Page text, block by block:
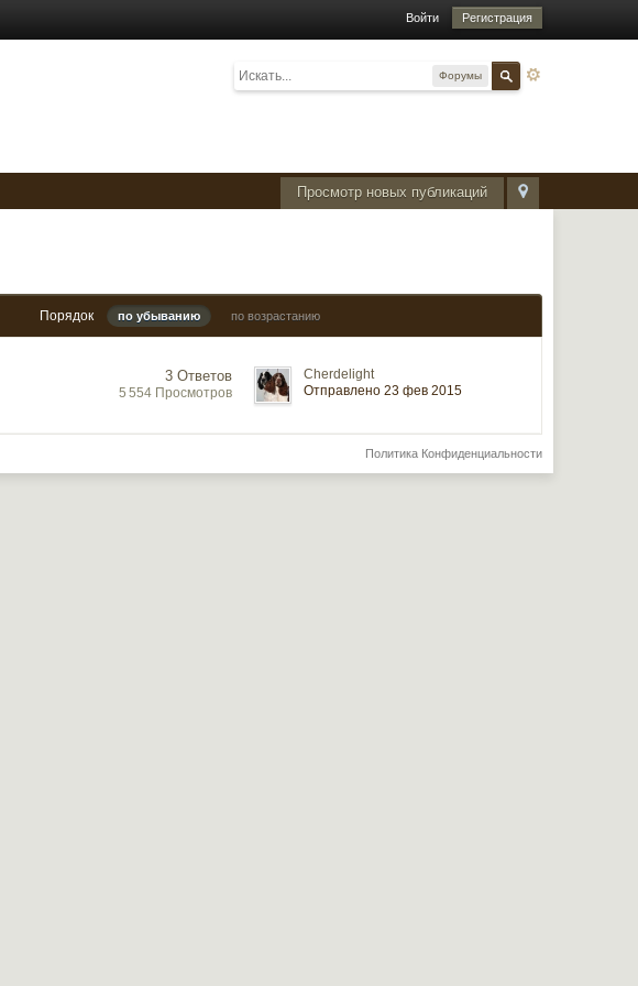
Войти Регистрация
Форумы
Просмотр новых публикаций
Порядок по убыванию по возрастанию
3 Ответов
5 554 Просмотров
Cherdelight
Отправлено 23 фев 2015
Политика Конфиденциальности